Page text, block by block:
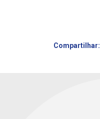
Compartilhar: